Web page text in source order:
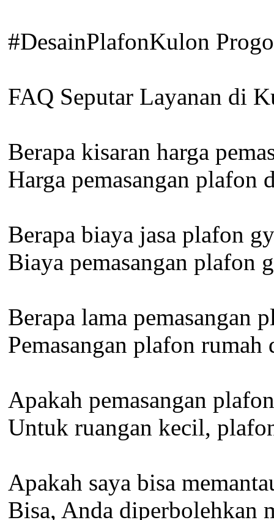
#DesainPlafonKulon
FAQ Seputar Layanan di
Berapa kisaran harga
Harga pemasangan
Berapa biaya jasa plafon
Biaya pemasangan plafon
Berapa lama pemasangan
Pemasangan plafon
Apakah pemasangan
Untuk ruangan kecil,
Apakah saya bisa
Bisa, Anda diperbolehkan